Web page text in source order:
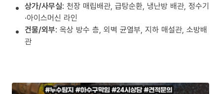
상가/사무실: 천장 매립배관, 급탕순환, 냉난방 배관, 정수기
·아이스머신 라인
건물/외부: 옥상 방수 층, 외벽 균열부, 지하 매설관, 소방배
관